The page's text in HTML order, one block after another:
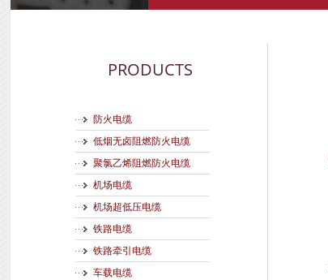
PRODUCTS
防火电缆
低烟无卤阻燃防火电缆
聚氯乙烯阻燃防火电缆
机场电缆
机场超低压电缆
铁路电缆
铁路牵引电缆
车载电缆